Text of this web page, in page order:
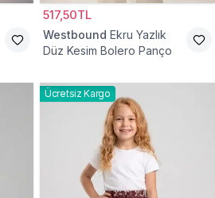
517,50TL
Westbound Ekru Yazlık
Düz Kesim Bolero Panço
Ücretsiz Kargo